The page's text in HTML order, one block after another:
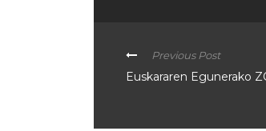
Previous Post
Euskararen Egunerako